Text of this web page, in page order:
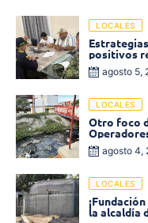
LOCALES
positivos
disminuyó
agosto 5,
LOCALES
Otro foco
de la calle
agosto 4,
LOCALES
la alcaldía